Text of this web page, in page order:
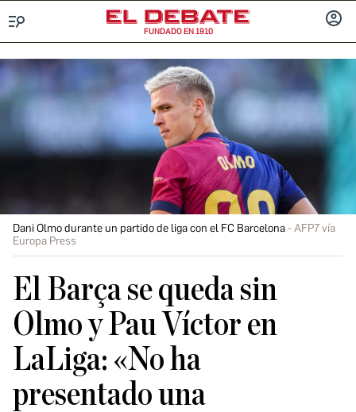
FUNDADO EN 1910
Dani Olmo durante un partido de liga con el FC Barcelona
AFP7 vía
Europa Press
El Barça se queda sin
Olmo y Pau Víctor en
LaLiga: «No ha
presentado una